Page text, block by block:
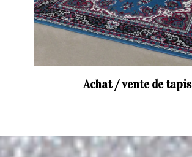
Achat / vente de tapis